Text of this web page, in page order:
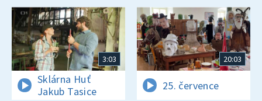
3:03
Sklárna Huť
Jakub Tasice
20:03
25. července